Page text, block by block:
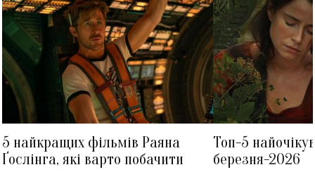
5 найкращих фільмів Раяна
Ґослінга, які варто побачити
Топ-5
березня-2026